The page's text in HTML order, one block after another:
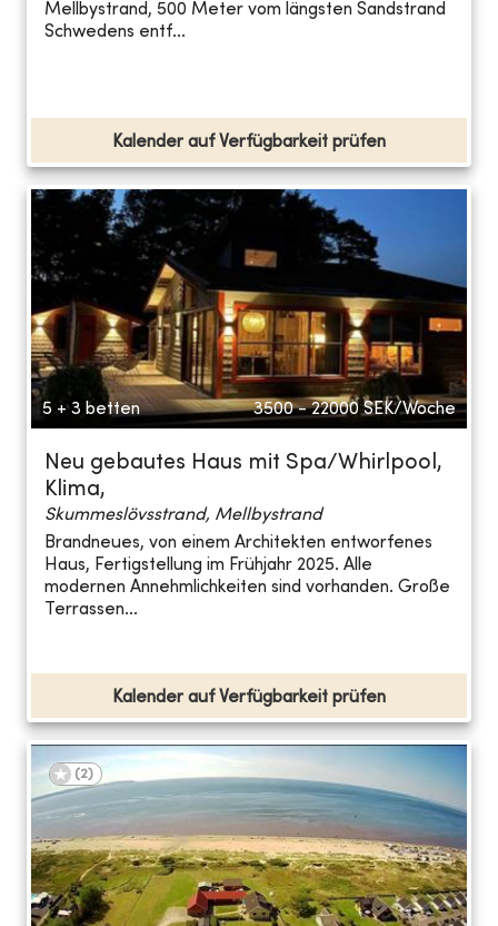
Mellbystrand, 500 Meter vom längsten Sandstrand
Schwedens entf...
Kalender auf Verfügbarkeit prüfen
5 + 3 betten 3500 - 22000 SEK/Woche
Neu gebautes Haus mit Spa/Whirlpool,
Klima,
Skummeslövsstrand, Mellbystrand
Brandneues, von einem Architekten entworfenes
Haus, Fertigstellung im Frühjahr 2025. Alle
modernen Annehmlichkeiten sind vorhanden. Große
Terrassen...
Kalender auf Verfügbarkeit prüfen
(2)